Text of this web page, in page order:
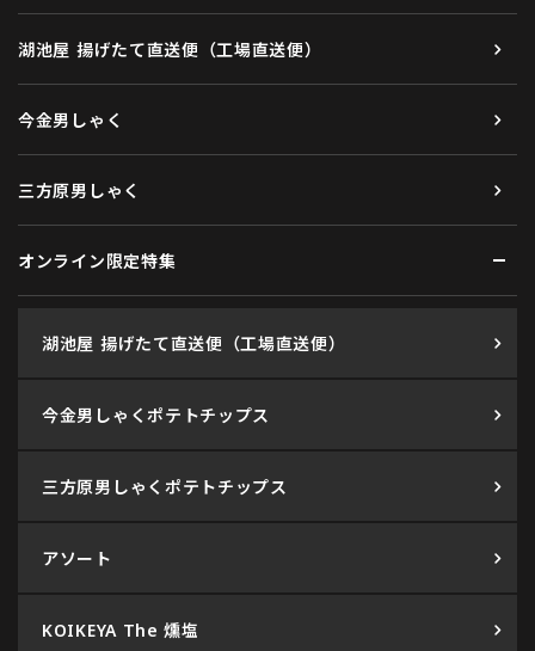
湖池屋 揚げたて直送便（工場直送便）
今金男しゃく
三方原男しゃく
オンライン限定特集
湖池屋 揚げたて直送便（工場直送便）
今金男しゃくポテトチップス
三方原男しゃくポテトチップス
アソート
KOIKEYA The 燻塩